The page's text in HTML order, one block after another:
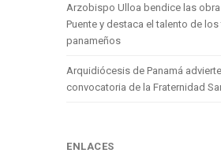
Arzobispo Ulloa bendice las
Puente y destaca el talento de
panameños
Arquidiócesis de Panamá
convocatoria de la Fraternidad
ENLACES